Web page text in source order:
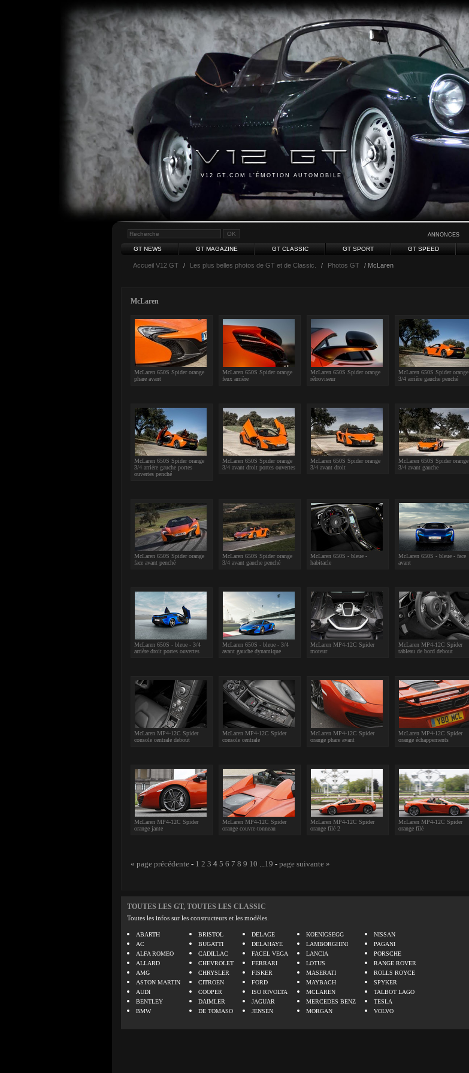
V12 GT.COM L'ÉMOTION AUTOMOBILE
ANNONCES
GT NEWS GT MAGAZINE GT CLASSIC GT SPORT GT SPEED
Accueil V12 GT / Les plus belles photos de GT et de Classic. / Photos GT / McLaren
McLaren
McLaren 650S Spider orange
phare avant
McLaren 650S Spider orange
feux arrière
McLaren 650S Spider orange
rétroviseur
McLaren 650S Spider orange
3/4 arrière gauche penché
McLaren 650S Spider orange
3/4 arrière gauche portes
ouvertes penché
McLaren 650S Spider orange
3/4 avant droit portes ouvertes
McLaren 650S Spider orange
3/4 avant droit
McLaren 650S Spider orange
3/4 avant gauche
McLaren 650S Spider orange
face avant penché
McLaren 650S Spider orange
3/4 avant gauche penché
McLaren 650S - bleue -
habitacle
McLaren 650S - bleue - face
avant
McLaren 650S - bleue - 3/4
arrière droit portes ouvertes
McLaren 650S - bleue - 3/4
avant gauche dynamique
McLaren MP4-12C Spider
moteur
McLaren MP4-12C Spider
tableau de bord debout
McLaren MP4-12C Spider
console centrale debout
McLaren MP4-12C Spider
console centrale
McLaren MP4-12C Spider
orange phare avant
McLaren MP4-12C Spider
orange échappements
McLaren MP4-12C Spider
orange jante
McLaren MP4-12C Spider
orange couvre-tonneau
McLaren MP4-12C Spider
orange filé 2
McLaren MP4-12C Spider
orange filé
« page précédente - 1 2 3 4 5 6 7 8 9 10 ...19 - page suivante »
TOUTES LES GT, TOUTES LES CLASSIC
Toutes les infos sur les constructeurs et les modèles.
ABARTH
AC
ALFA ROMEO
ALLARD
AMG
ASTON MARTIN
AUDI
BENTLEY
BMW
BRISTOL
BUGATTI
CADILLAC
CHEVROLET
CHRYSLER
CITROEN
COOPER
DAIMLER
DE TOMASO
DELAGE
DELAHAYE
FACEL VEGA
FERRARI
FISKER
FORD
ISO RIVOLTA
JAGUAR
JENSEN
KOENIGSEGG
LAMBORGHINI
LANCIA
LOTUS
MASERATI
MAYBACH
MCLAREN
MERCEDES BENZ
MORGAN
NISSAN
PAGANI
PORSCHE
RANGE ROVER
ROLLS ROYCE
SPYKER
TALBOT LAGO
TESLA
VOLVO